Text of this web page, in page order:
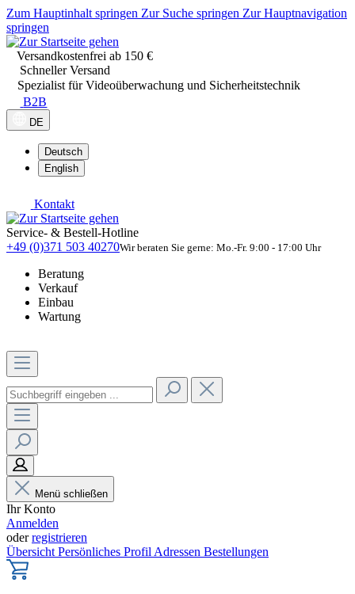
Zum Hauptinhalt springen Zur Suche springen Zur Hauptnavigation
springen
Versandkostenfrei ab 150 €
Schneller Versand
Spezialist für Videoüberwachung und Sicherheitstechnik
B2B
DE
Deutsch
English
Kontakt
Service- & Bestell-Hotline
+49 (0)371 503 40270Wir beraten Sie gerne: Mo.-Fr. 9:00 - 17:00 Uhr
Beratung
Verkauf
Einbau
Wartung
Menü schließen
Ihr Konto
Anmelden
oderregistrieren
Übersicht Persönliches Profil Adressen Bestellungen